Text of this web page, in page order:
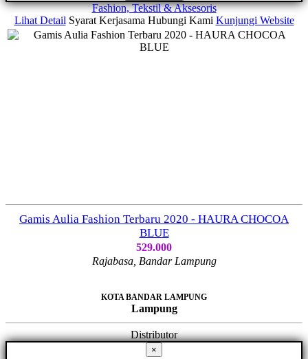
Fashion, Tekstil & Aksesoris
Lihat Detail Syarat Kerjasama Hubungi Kami Kunjungi Website
Gamis Aulia Fashion Terbaru 2020 - HAURA CHOCOA
BLUE
529.000
Rajabasa, Bandar Lampung
KOTA BANDAR LAMPUNG
Lampung
Distributor
×